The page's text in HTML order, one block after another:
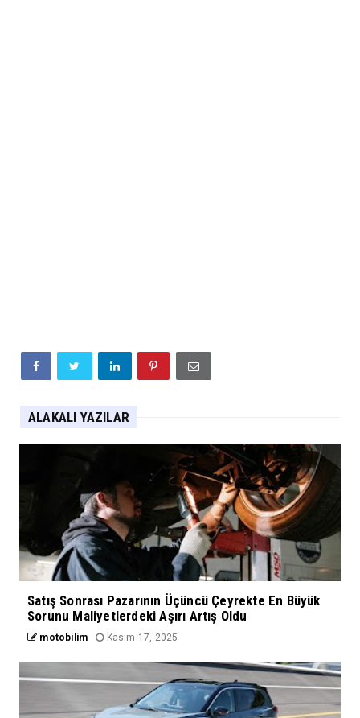
ALAKALI YAZILAR
Satış Sonrası Pazarının Üçüncü Çeyrekte En Büyük
Sorunu Maliyetlerdeki Aşırı Artış Oldu
motobilim Kasım 17, 2025